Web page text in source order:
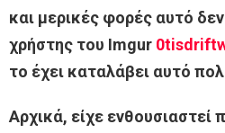
και μερικές φορές αυτό
χρήστης του Imgur
το έχει καταλάβει αυτό
Αρχικά, είχε